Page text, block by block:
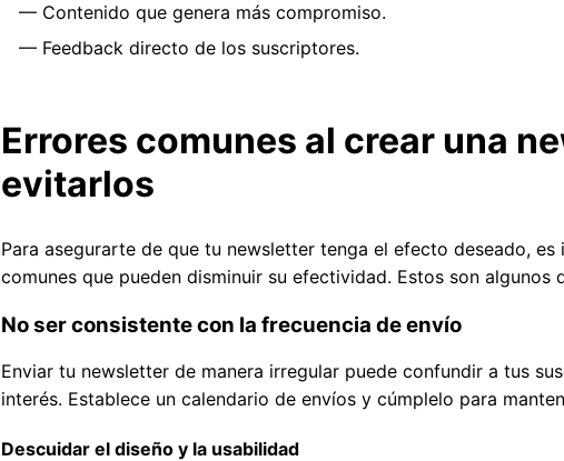
Contenido que genera más compromiso.
Feedback directo de los suscriptores.
Errores comunes al crear una
evitarlos
Para asegurarte de que tu newsletter tenga el efecto deseado,
comunes que pueden disminuir su efectividad. Estos son algunos
No ser consistente con la frecuencia de envío
Enviar tu newsletter de manera irregular puede confundir a tus
interés. Establece un calendario de envíos y cúmplelo para
Descuidar el diseño y la usabilidad